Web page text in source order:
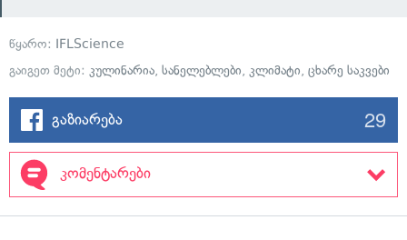
წყარო: IFLScience
გაიგეთ მეტი: კულინარია, სანელებლები, კლიმატი, ცხარე საკვები
გაზიარება 29
კომენტარები